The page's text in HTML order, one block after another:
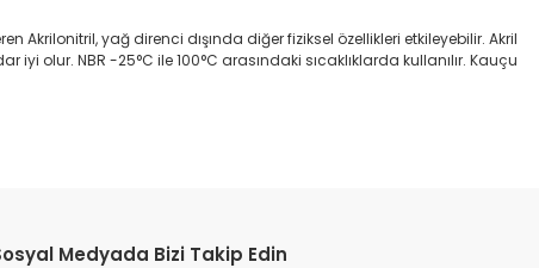
Akrilonitril, yağ direnci dışında diğer fiziksel özellikleri etkileyebilir. Akril
olur. NBR -25°C ile 100°C arasındaki sıcaklıklarda kullanılır. Kauçu
Medyada Bizi Takip Edin